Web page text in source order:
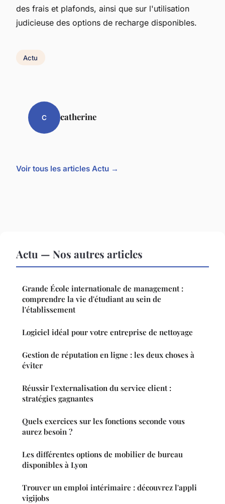
des frais et plafonds, ainsi que sur l'utilisation
judicieuse des options de recharge disponibles.
Actu
C catherine
Voir tous les articles Actu →
Actu — Nos autres articles
Grande École internationale de management :
comprendre la vie d'étudiant au sein de
l'établissement
Logiciel idéal pour votre entreprise de nettoyage
Gestion de réputation en ligne : les deux choses à
éviter
Réussir l'externalisation du service client :
stratégies gagnantes
Quels exercices sur les fonctions seconde vous
aurez besoin ?
Les différentes options de mobilier de bureau
disponibles à Lyon
Trouver un emploi intérimaire : découvrez l'appli
vigijobs